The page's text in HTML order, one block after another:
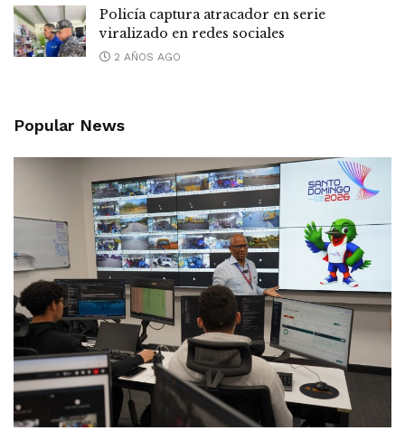
Policía captura atracador en serie
viralizado en redes sociales
2 AÑOS AGO
Popular News